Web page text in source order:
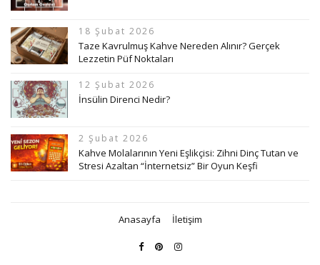
18 Şubat 2026
Taze Kavrulmuş Kahve Nereden Alınır? Gerçek
Lezzetin Püf Noktaları
12 Şubat 2026
İnsülin Direnci Nedir?
2 Şubat 2026
Kahve Molalarının Yeni Eşlikçisi: Zihni Dinç Tutan ve
Stresi Azaltan “İnternetsiz” Bir Oyun Keşfi
Anasayfa İletişim